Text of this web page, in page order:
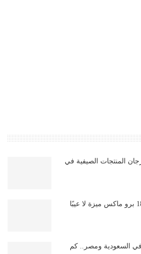
المنتجات الصيفية في
السعودية ومصر.. كم